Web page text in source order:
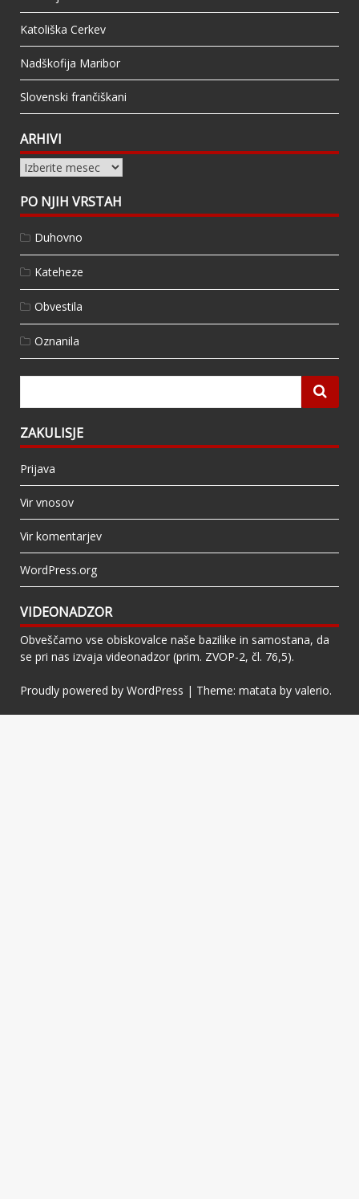
Katoliška Cerkev
Nadškofija Maribor
Slovenski frančiškani
ARHIVI
Arhivi
PO NJIH VRSTAH
Duhovno
Kateheze
Obvestila
Oznanila
ZAKULISJE
Prijava
Vir vnosov
Vir komentarjev
WordPress.org
VIDEONADZOR
Obveščamo vse obiskovalce naše bazilike in samostana, da
se pri nas izvaja videonadzor (prim. ZVOP-2, čl. 76,5).
Proudly powered by WordPress | Theme: matata by valerio.